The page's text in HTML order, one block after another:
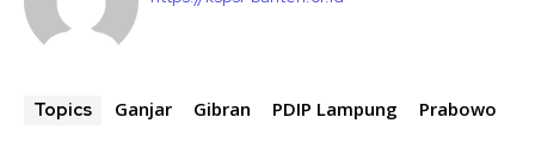
Topics Ganjar Gibran PDIP Lampung Prabowo